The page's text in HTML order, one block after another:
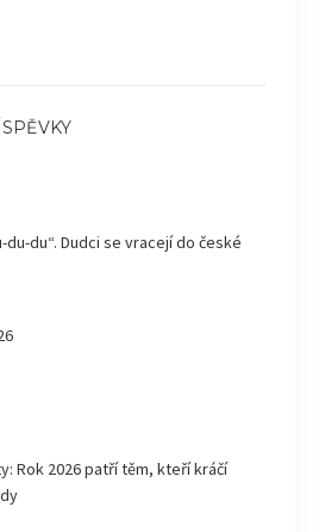
du-du“. Dudci se vracejí do české
Rok 2026 patří těm, kteří kráčí